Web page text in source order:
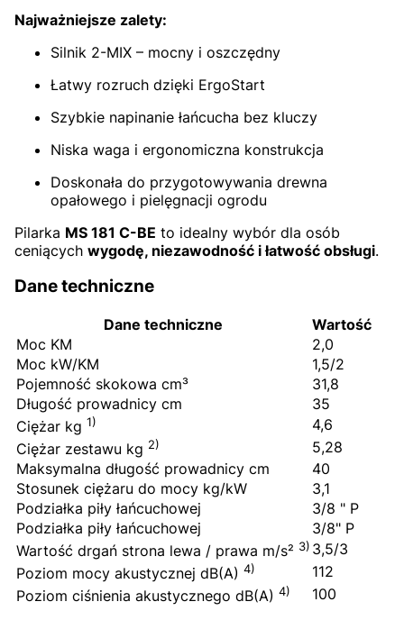
Najważniejsze zalety:
Silnik 2-MIX – mocny i oszczędny
Łatwy rozruch dzięki ErgoStart
Szybkie napinanie łańcucha bez kluczy
Niska waga i ergonomiczna konstrukcja
Doskonała do przygotowywania drewna
opałowego i pielęgnacji ogrodu
Pilarka MS 181 C-BE to idealny wybór dla osób
ceniących wygodę, niezawodność i łatwość obsługi.
Dane techniczne
Dane techniczne
Wartość
Moc KM
2,0
Moc kW/KM
1,5/2
Pojemność skokowa cm³
31,8
Długość prowadnicy cm
35
Ciężar kg 1)
4,6
Ciężar zestawu kg 2)
5,28
Maksymalna długość prowadnicy cm
40
Stosunek ciężaru do mocy kg/kW
3,1
Podziałka piły łańcuchowej
3/8 " P
Podziałka piły łańcuchowej
3/8" P
Wartość drgań strona lewa / prawa m/s² 3) 3,5/3
Poziom mocy akustycznej dB(A) 4)
112
Poziom ciśnienia akustycznego dB(A) 4)
100